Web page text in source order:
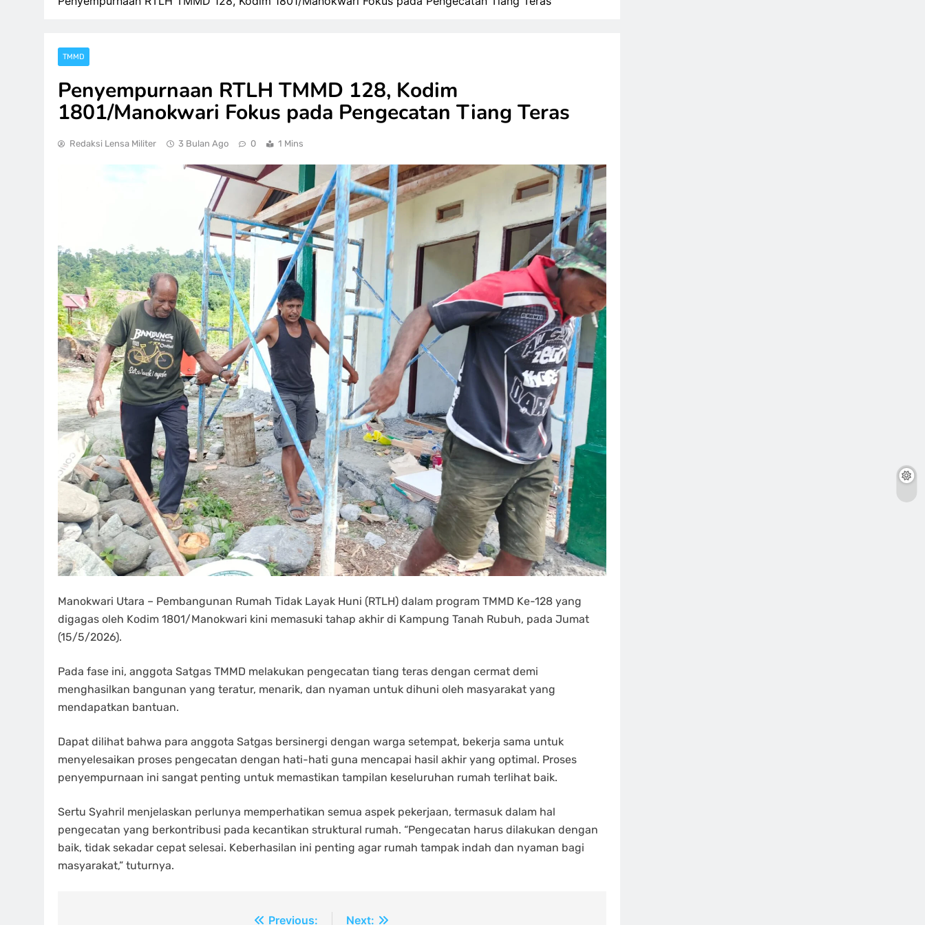
TMMD
Penyempurnaan RTLH TMMD 128, Kodim
1801/Manokwari Fokus pada Pengecatan Tiang Teras
Redaksi Lensa Militer 3 Bulan Ago 0 1 Mins
Manokwari Utara – Pembangunan Rumah Tidak Layak Huni (RTLH) dalam program TMMD Ke-128 yang
digagas oleh Kodim 1801/Manokwari kini memasuki tahap akhir di Kampung Tanah Rubuh, pada Jumat
(15/5/2026).
Pada fase ini, anggota Satgas TMMD melakukan pengecatan tiang teras dengan cermat demi
menghasilkan bangunan yang teratur, menarik, dan nyaman untuk dihuni oleh masyarakat yang
mendapatkan bantuan.
Dapat dilihat bahwa para anggota Satgas bersinergi dengan warga setempat, bekerja sama untuk
menyelesaikan proses pengecatan dengan hati-hati guna mencapai hasil akhir yang optimal. Proses
penyempurnaan ini sangat penting untuk memastikan tampilan keseluruhan rumah terlihat baik.
Sertu Syahril menjelaskan perlunya memperhatikan semua aspek pekerjaan, termasuk dalam hal
pengecatan yang berkontribusi pada kecantikan struktural rumah. “Pengecatan harus dilakukan dengan
baik, tidak sekadar cepat selesai. Keberhasilan ini penting agar rumah tampak indah dan nyaman bagi
masyarakat,” tuturnya.
Previous:
Next: